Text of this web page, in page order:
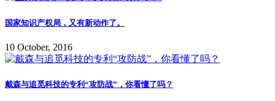
国家知识产权局，又有新动作了。
10 October, 2016
戴森与追觅科技的专利“攻防战”，你看懂了吗？